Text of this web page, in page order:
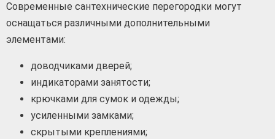
Современные сантехнические перегородки могут
оснащаться различными дополнительными
элементами:
доводчиками дверей;
индикаторами занятости;
крючками для сумок и одежды;
усиленными замками;
скрытыми креплениями;